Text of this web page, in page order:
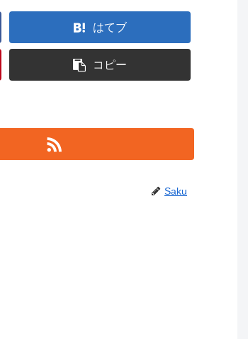
はてブ
コピー
Saku